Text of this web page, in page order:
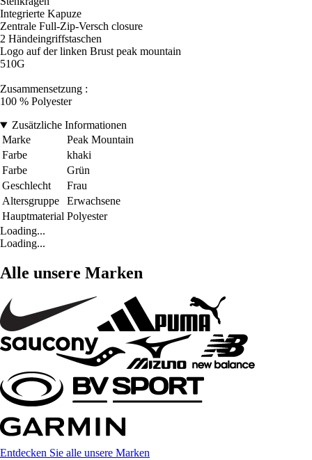
Integrierte Kapuze
Zentrale Full-Zip-Versch closure
2 Händeingriffstaschen
Logo auf der linken Brust peak mountain
510G
Zusammensetzung :
100 % Polyester
Zusätzliche Informationen
Marke
Peak Mountain
Farbe
khaki
Farbe
Grün
Geschlecht
Frau
Altersgruppe
Erwachsene
Hauptmaterial Polyester
Loading...
Loading...
Alle unsere Marken
Entdecken Sie alle unsere Marken